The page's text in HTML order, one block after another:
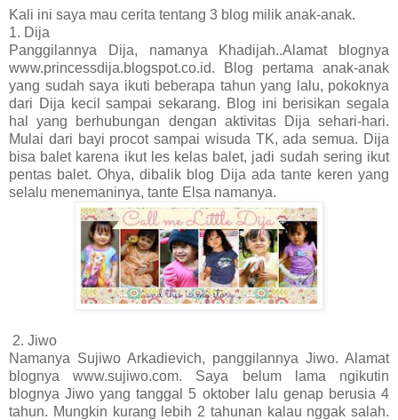
Kali ini saya mau cerita tentang 3 blog milik anak-anak.
1. Dija
Panggilannya Dija, namanya Khadijah..Alamat blognya
www.princessdija.blogspot.co.id. Blog pertama anak-anak
yang sudah saya ikuti beberapa tahun yang lalu, pokoknya
dari Dija kecil sampai sekarang. Blog ini berisikan segala
hal yang berhubungan dengan aktivitas Dija sehari-hari.
Mulai dari bayi procot sampai wisuda TK, ada semua. Dija
bisa balet karena ikut les kelas balet, jadi sudah sering ikut
pentas balet. Ohya, dibalik blog Dija ada tante keren yang
selalu menemaninya, tante Elsa namanya.
2. Jiwo
Namanya Sujiwo Arkadievich, panggilannya Jiwo. Alamat
blognya www.sujiwo.com. Saya belum lama ngikutin
blognya Jiwo yang tanggal 5 oktober lalu genap berusia 4
tahun. Mungkin kurang lebih 2 tahunan kalau nggak salah.